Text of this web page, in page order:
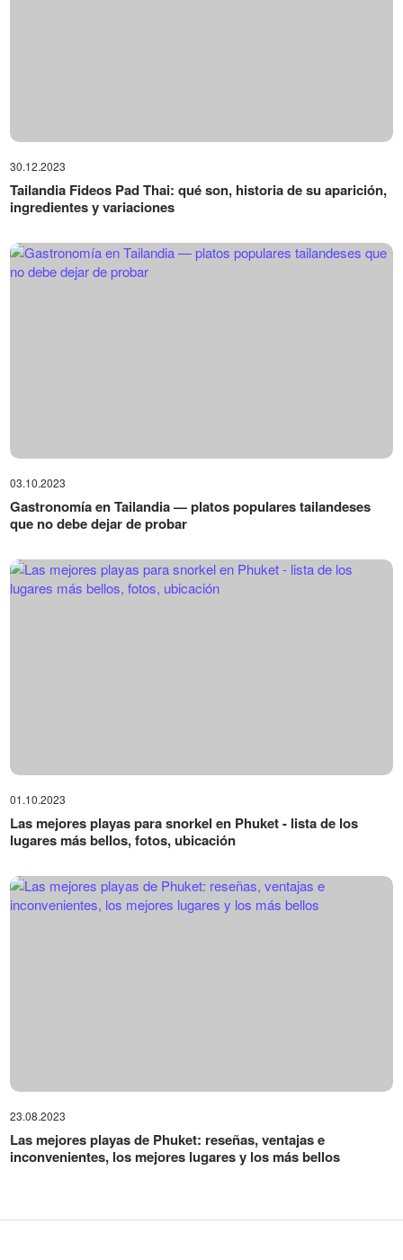
30.12.2023
Tailandia Fideos Pad Thai: qué son, historia de su aparición,
ingredientes y variaciones
03.10.2023
Gastronomía en Tailandia — platos populares tailandeses
que no debe dejar de probar
01.10.2023
Las mejores playas para snorkel en Phuket - lista de los
lugares más bellos, fotos, ubicación
23.08.2023
Las mejores playas de Phuket: reseñas, ventajas e
inconvenientes, los mejores lugares y los más bellos